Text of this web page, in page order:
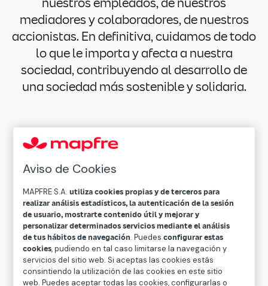
mediadores y colaboradores, de nuestros
accionistas. En definitiva, cuidamos de todo
lo que le importa y afecta a nuestra
sociedad, contribuyendo al desarrollo de
una sociedad más sostenible y solidaria.
Compromisos
públicos
2024-2026
Esta hoja de ruta nos está permitiendo
alcanzar loscompromisos y objetivos
públicosmarcados para el trienio.
Aviso de Cookies
MAPFRE S.A.utiliza cookies propias y de terceros para
realizar análisis estadísticos, la autenticación de la sesión
de usuario, mostrarte contenido útil y mejorar y
personalizar determinados servicios mediante el análisis
de tus hábitos de navegación. Puedesconfigurar estas
cookies, pudiendo en tal caso limitarse la navegación y
servicios del sitio web. Si aceptas las cookies estás
consintiendo la utilización de las cookies en este sitio
web. Puedes aceptar todas las cookies, configurarlas o